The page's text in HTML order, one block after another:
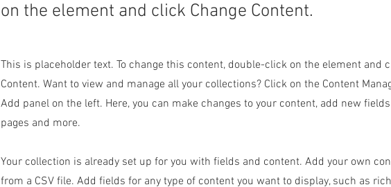
on the element and click Change Content.
This is placeholder text. To change this content, double-click on the element and
Content. Want to view and manage all your collections? Click on the Content
Add panel on the left. Here, you can make changes to your content, add new
pages and more.
Your collection is already set up for you with fields and content. Add your own
from a CSV file. Add fields for any type of content you want to display, such as